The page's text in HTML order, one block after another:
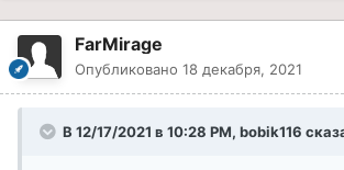
FarMirage
Опубликовано 18 декабря, 2021
В 12/17/2021 в 10:28 PM, bobik116